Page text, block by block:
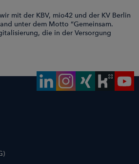
mit der KBV, mio42 und der KV Berlin
unter dem Motto “Gemeinsam.
die in der Versorgung